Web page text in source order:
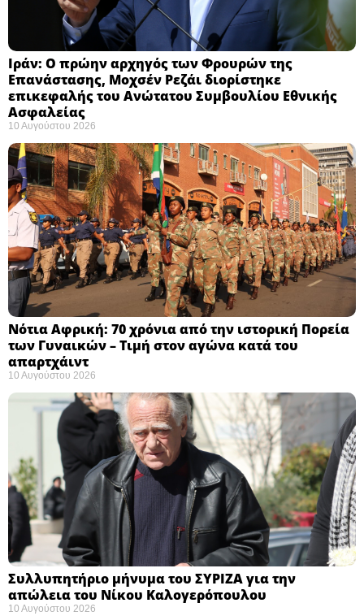
Ιράν: Ο πρώην αρχηγός των Φρουρών της
Επανάστασης, Μοχσέν Ρεζάι διορίστηκε
επικεφαλής του Ανώτατου Συμβουλίου Εθνικής
Ασφαλείας ​
10 Αυγούστου 2026
Νότια Αφρική: 70 χρόνια από την ιστορική Πορεία
των Γυναικών – Τιμή στον αγώνα κατά του
απαρτχάιντ ​
10 Αυγούστου 2026
Συλλυπητήριο μήνυμα του ΣΥΡΙΖΑ για την
απώλεια του Νίκου Καλογερόπουλου ​
10 Αυγούστου 2026